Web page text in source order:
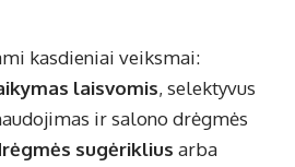
kasdieniai veiksmai:
laisvomis, selektyvus
ir salono drėgmės
sugėriklius arba